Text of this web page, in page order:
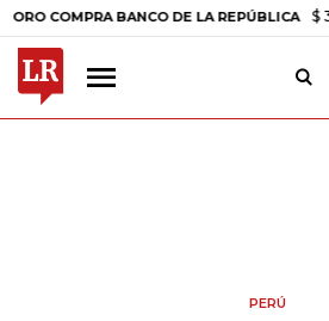
BANCO DE LA REPÚBLICA $ 399.745,16
PERÚ